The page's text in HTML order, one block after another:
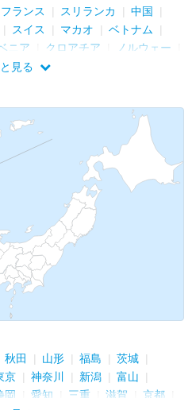
フランス スリランカ
中国
スイス マカオ
ベトナム
ニア クロアチア
ノルウェー
韓国 香港
見る
秋田 山形 福島
茨城
京 神奈川 新潟
富山
岡 愛知 三重 滋賀
京都